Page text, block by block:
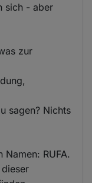
sich - aber
zur
sagen? Nichts
RUFA.